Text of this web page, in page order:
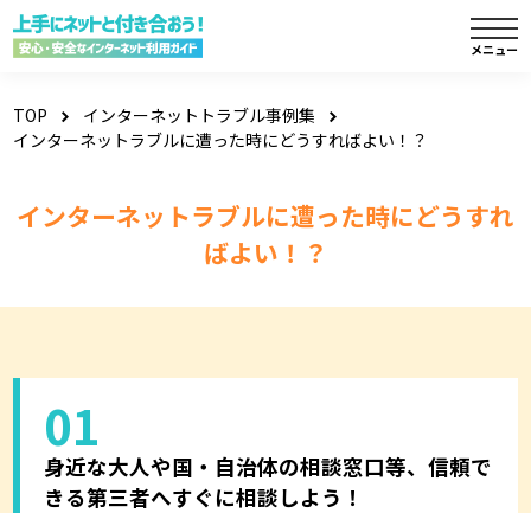
TOP
インターネットトラブル事例集
インターネットラブルに遭った時にどうすればよい！？
インターネットラブルに遭った時にどうすれ
ばよい！？
01
身近な大人や国・自治体の相談窓口等、信頼で
きる第三者へすぐに相談しよう！